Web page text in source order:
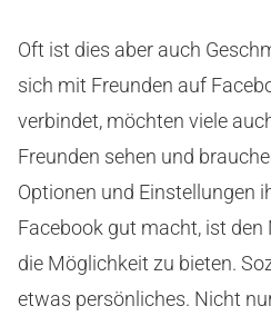
Oft ist dies aber auch
sich mit Freunden auf
verbindet, möchten viele
Freunden sehen und
Optionen und Einstellungen
Facebook gut macht, ist
die Möglichkeit zu bieten.
etwas persönliches. Nicht